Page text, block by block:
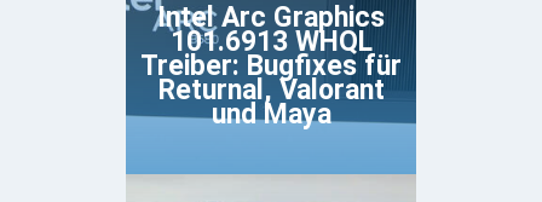
Intel Arc Graphics
101.6913 WHQL
Treiber: Bugfixes für
Returnal, Valorant
und Maya